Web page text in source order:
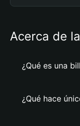
Acerca de
¿Qué es una
¿Qué hace